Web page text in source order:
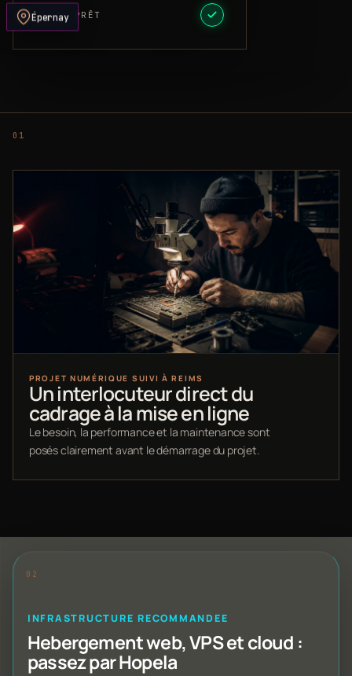
DEVIS PRÊT
Épernay
PROJET NUMÉRIQUE SUIVI À REIMS
Un interlocuteur direct du
cadrage à la mise en ligne
Le besoin, la performance et la maintenance sont
posés clairement avant le démarrage du projet.
INFRASTRUCTURE RECOMMANDEE
Hebergement web, VPS et cloud :
passez par Hopela